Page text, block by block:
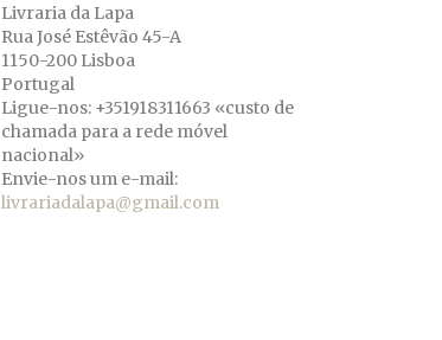
Livraria da Lapa
Rua José Estêvão 45-A
1150-200 Lisboa
Portugal
Ligue-nos: +351918311663 «custo de
chamada para a rede móvel
nacional»
Envie-nos um e-mail:
livrariadalapa@gmail.com